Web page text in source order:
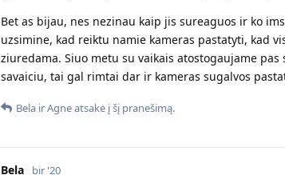
Bet as bijau, nes nezinau kaip jis sureaguos ir ko
uzsimine, kad reiktu namie kameras pastatyti, kad
ziuredama. Siuo metu su vaikais atostogaujame
savaiciu, tai gal rimtai dar ir kameras sugalvos
Bela irAgneatsakė į šį pranešimą.
Bela bir '20